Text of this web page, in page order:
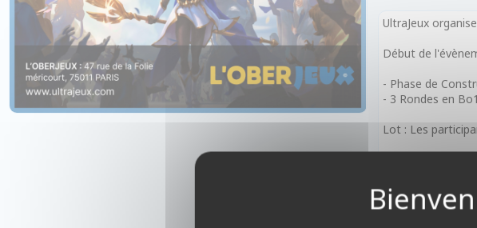
UltraJeux
Début de
- Phase de
- 3 Rondes en Bo1
Lot : Les
Afin de faciliter